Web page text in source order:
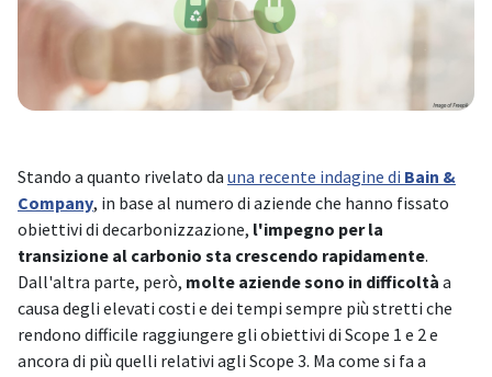
Stando a quanto rivelato da una recente indagine di Bain &
Company, in base al numero di aziende che hanno fissato
obiettivi di decarbonizzazione, l'impegno per la
transizione al carbonio sta crescendo rapidamente.
Dall'altra parte, però, molte aziende sono in difficoltà a
causa degli elevati costi e dei tempi sempre più stretti che
rendono difficile raggiungere gli obiettivi di Scope 1 e 2 e
ancora di più quelli relativi agli Scope 3. Ma come si fa a